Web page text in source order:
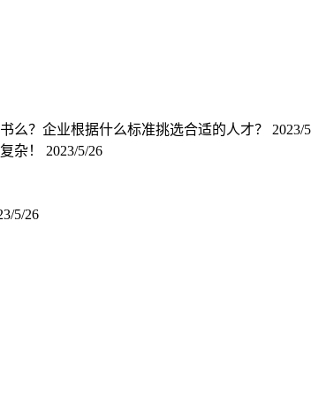
么？企业根据什么标准挑选合适的人才？ 2023/
杂！ 2023/5/26
5/26